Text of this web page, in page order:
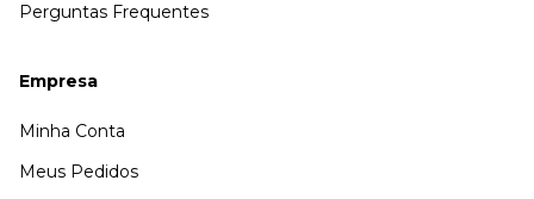
Perguntas Frequentes
Empresa
Minha Conta
Meus Pedidos